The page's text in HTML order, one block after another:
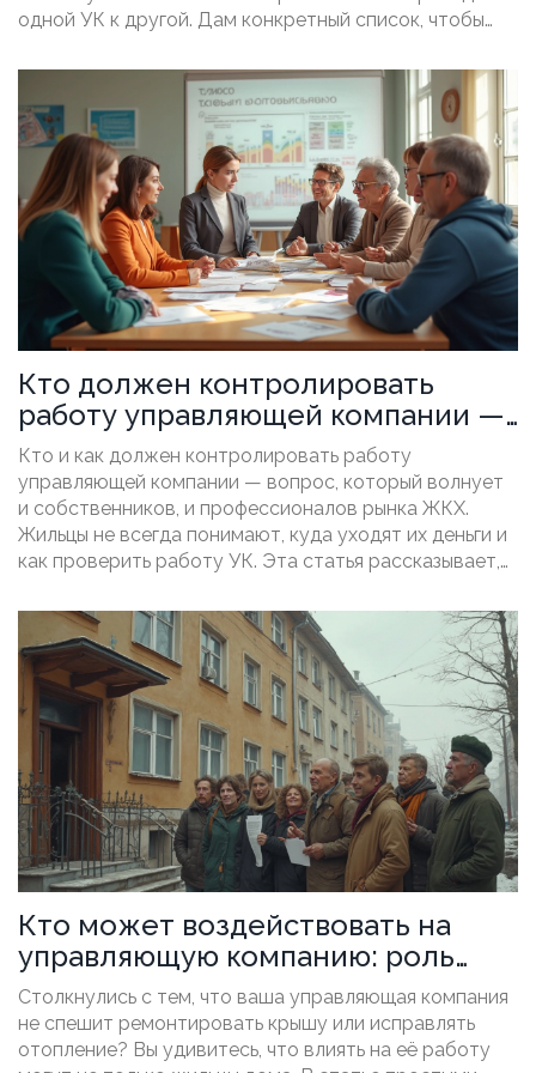
одной УК к другой. Дам конкретный список, чтобы
советами, как контролировать процесс передачи и
что делать, если прежняя компания не хочет
отдавать документы. Всё — без сложных терминов и
бюрократии.
Кто должен контролировать
работу управляющей компании —
просто о главном
Кто и как должен контролировать работу
управляющей компании — вопрос, который волнует
и собственников, и профессионалов рынка ЖКХ.
Жильцы не всегда понимают, куда уходят их деньги и
как проверить работу УК. Эта статья рассказывает,
прозрачность, где чаще всего происходят сбои и
какие уловки используют компании. Вы узнаете, как
не переплачивать и реально влиять на качество услуг.
Кто может воздействовать на
управляющую компанию: роль
жильцов, госорганов и соседей
Столкнулись с тем, что ваша управляющая компания
не спешит ремонтировать крышу или исправлять
отопление? Вы удивитесь, что влиять на её работу